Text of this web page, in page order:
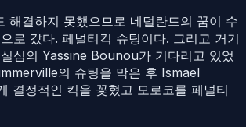
해결하지 못했으므로 네덜란드의 꿈이 수
로 갔다. 페널티킥 슈팅이다. 그리고 거기
심의 Yassine Bounou가 기다리고 있었
의 슈팅을 막은 후 Ismael
결정적인 킥을 꽃혔고 모로코를 페널티